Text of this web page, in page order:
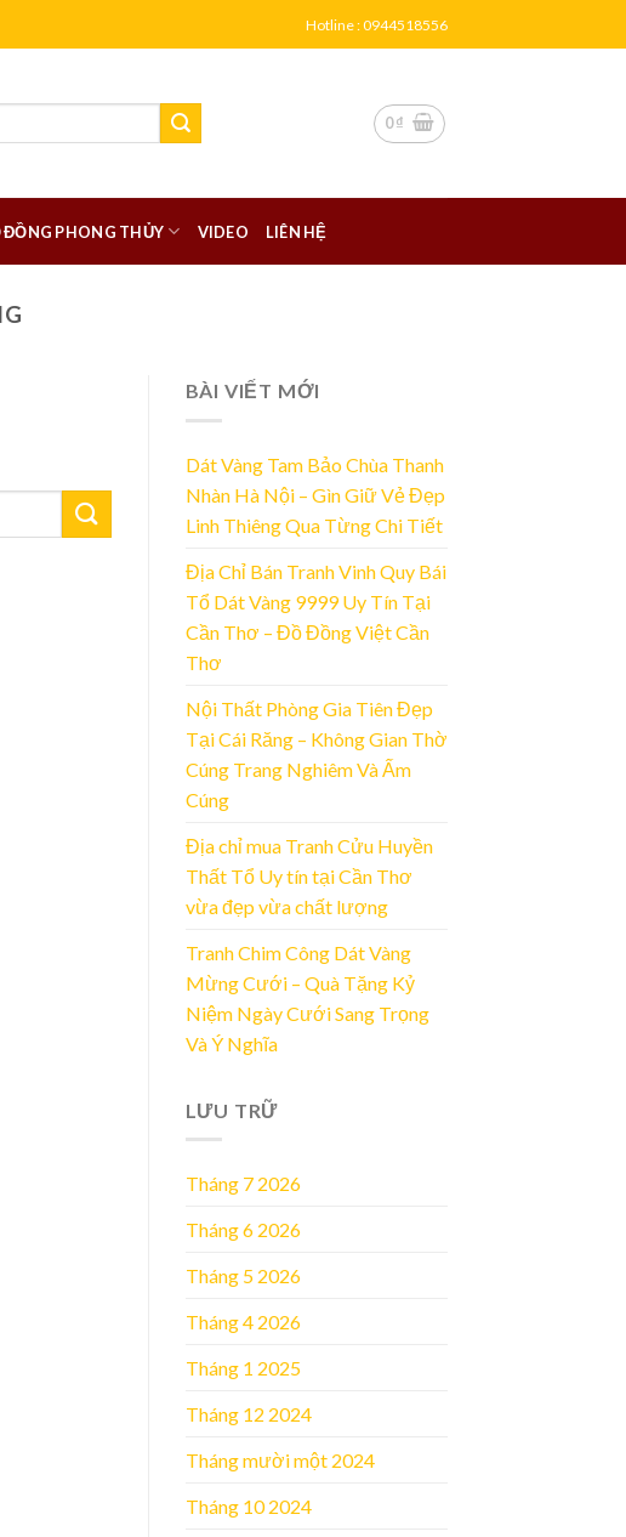
Hotline : 0944518556
0₫
ĐỒNG PHONG THỦY VIDEO LIÊN HỆ
BÀI VIẾT MỚI
Dát Vàng Tam Bảo Chùa Thanh
Nhàn Hà Nội – Gìn Giữ Vẻ Đẹp
Linh Thiêng Qua Từng Chi Tiết
Địa Chỉ Bán Tranh Vinh Quy Bái
Tổ Dát Vàng 9999 Uy Tín Tại
Cần Thơ – Đồ Đồng Việt Cần
Thơ
Nội Thất Phòng Gia Tiên Đẹp
Tại Cái Răng – Không Gian Thờ
Cúng Trang Nghiêm Và Ấm
Cúng
Địa chỉ mua Tranh Cửu Huyền
Thất Tổ Uy tín tại Cần Thơ
vừa đẹp vừa chất lượng
Tranh Chim Công Dát Vàng
Mừng Cưới – Quà Tặng Kỷ
Niệm Ngày Cưới Sang Trọng
Và Ý Nghĩa
LƯU TRỮ
Tháng 7 2026
Tháng 6 2026
Tháng 5 2026
Tháng 4 2026
Tháng 1 2025
Tháng 12 2024
Tháng mười một 2024
Tháng 10 2024